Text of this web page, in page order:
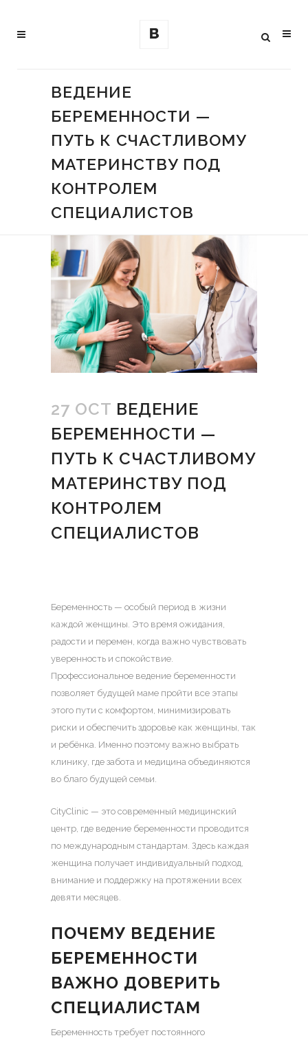
ВЕДЕНИЕ
БЕРЕМЕННОСТИ —
ПУТЬ К СЧАСТЛИВОМУ
МАТЕРИНСТВУ ПОД
КОНТРОЛЕМ
СПЕЦИАЛИСТОВ
27 OCT ВЕДЕНИЕ
БЕРЕМЕННОСТИ —
ПУТЬ К СЧАСТЛИВОМУ
МАТЕРИНСТВУ ПОД
КОНТРОЛЕМ
СПЕЦИАЛИСТОВ
Беременность — особый период в жизни
каждой женщины. Это время ожидания,
радости и перемен, когда важно чувствовать
уверенность и спокойствие.
Профессиональное ведение беременности
позволяет будущей маме пройти все этапы
этого пути с комфортом, минимизировать
риски и обеспечить здоровье как женщины, так
и ребёнка. Именно поэтому важно выбрать
клинику, где забота и медицина объединяются
во благо будущей семьи.
CityClinic — это современный медицинский
центр, где ведение беременности проводится
по международным стандартам. Здесь каждая
женщина получает индивидуальный подход,
внимание и поддержку на протяжении всех
девяти месяцев.
ПОЧЕМУ ВЕДЕНИЕ
БЕРЕМЕННОСТИ
ВАЖНО ДОВЕРИТЬ
СПЕЦИАЛИСТАМ
Беременность требует постоянного